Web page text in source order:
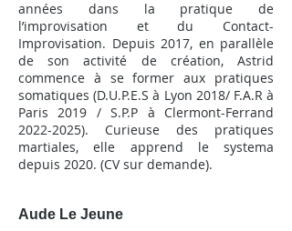
années dans la pratique de
l’improvisation et du Contact-
Improvisation. Depuis 2017, en parallèle
de son activité de création, Astrid
commence à se former aux pratiques
somatiques (D.U.P.E.S à Lyon 2018/ F.A.R à
Paris 2019 / S.P.P à Clermont-Ferrand
2022-2025). Curieuse des pratiques
martiales, elle apprend le systema
depuis 2020. (CV sur demande).
Aude Le Jeune